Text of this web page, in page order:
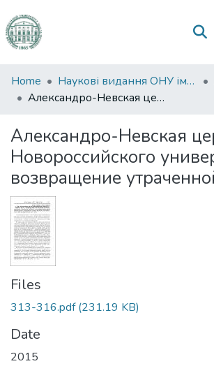
Communities
&
All of DSpace
Statistics
Home Наукові видання ОНУ імені І. І. Мечникова
Александро-Невская церковь Новороссийского университета: возвращение утраченной святыни
Александро-Невская
Новороссийского
возвращение
Files
313-316.pdf(231.19 KB)
Date
2015